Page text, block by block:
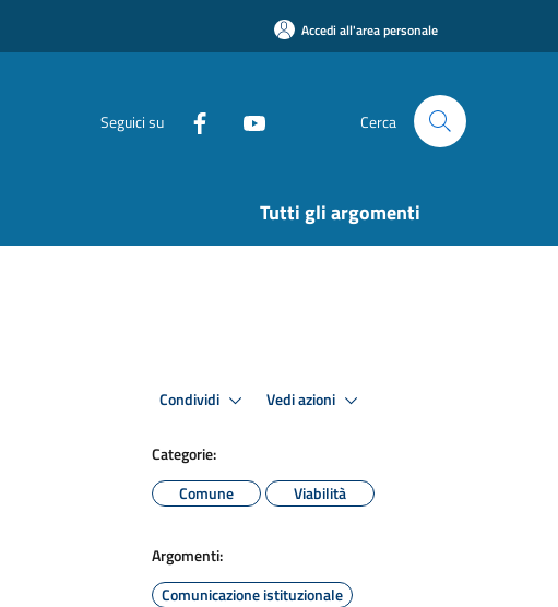
Accedi all'area personale
Seguici su Cerca
Tutti gli argomenti
Condividi Vedi azioni
Categorie:
Comune
Viabilità
Argomenti:
Comunicazione istituzionale